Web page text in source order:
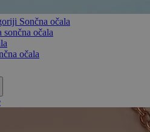
Sončna očala
sončna očala
očala